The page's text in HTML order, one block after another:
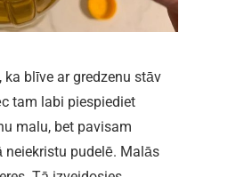
ka blīve ar gredzenu stāv
tam labi piespiediet
malu, bet pavisam
neiekristu pudelē. Malās